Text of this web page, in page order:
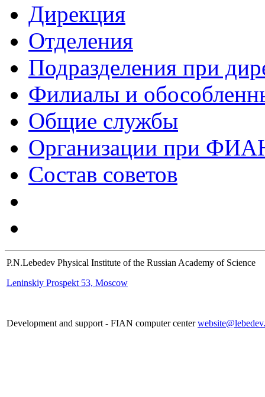
Дирекция
Отделения
Подразделения при
Филиалы и
Общие службы
Организации при
Состав советов
P.N.Lebedev Physical Institute of the Russian Academy of Science
Leninskiy Prospekt 53, Moscow
Development and support - FIAN computer center